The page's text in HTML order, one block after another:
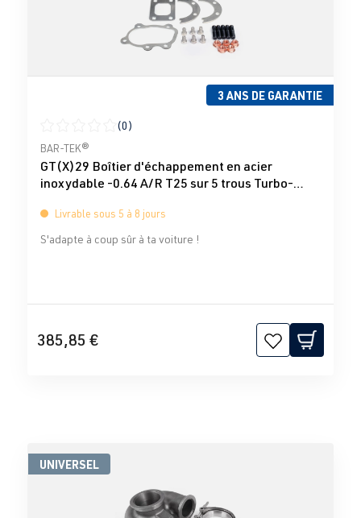
3 ANS DE GARANTIE
Note moyenne de 0 sur 5 étoiles
(0)
BAR-TEK®
GT(X)29 Boîtier d'échappement en acier
inoxydable -0.64 A/R T25 sur 5 trous Turbo-
Livrable sous 5 à 8 jours
S'adapte à coup sûr à ta voiture !
385,85 €
UNIVERSEL